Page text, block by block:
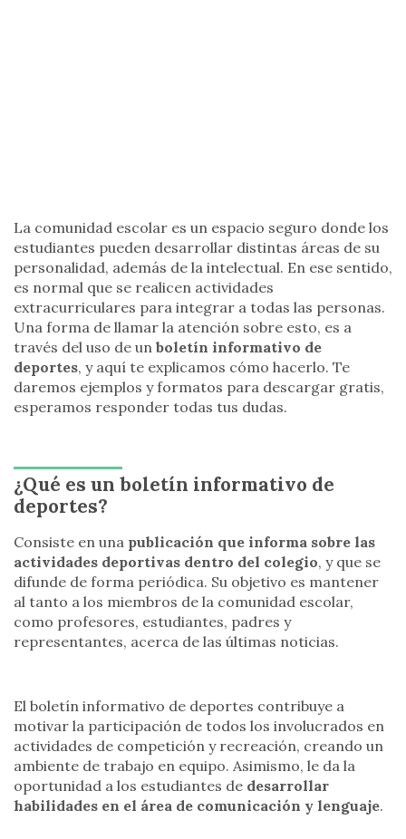
La comunidad escolar es un espacio seguro donde los
estudiantes pueden desarrollar distintas áreas de su
personalidad, además de la intelectual. En ese sentido,
es normal que se realicen actividades
extracurriculares para integrar a todas las personas.
Una forma de llamar la atención sobre esto, es a
través del uso de un boletín informativo de
deportes, y aquí te explicamos cómo hacerlo. Te
daremos ejemplos y formatos para descargar gratis,
esperamos responder todas tus dudas.
¿Qué es un boletín informativo de
deportes?
Consiste en una publicación que informa sobre las
actividades deportivas dentro del colegio, y que se
difunde de forma periódica. Su objetivo es mantener
al tanto a los miembros de la comunidad escolar,
como profesores, estudiantes, padres y
representantes, acerca de las últimas noticias.
El boletín informativo de deportes contribuye a
motivar la participación de todos los involucrados en
actividades de competición y recreación, creando un
ambiente de trabajo en equipo. Asimismo, le da la
oportunidad a los estudiantes de desarrollar
habilidades en el área de comunicación y lenguaje.